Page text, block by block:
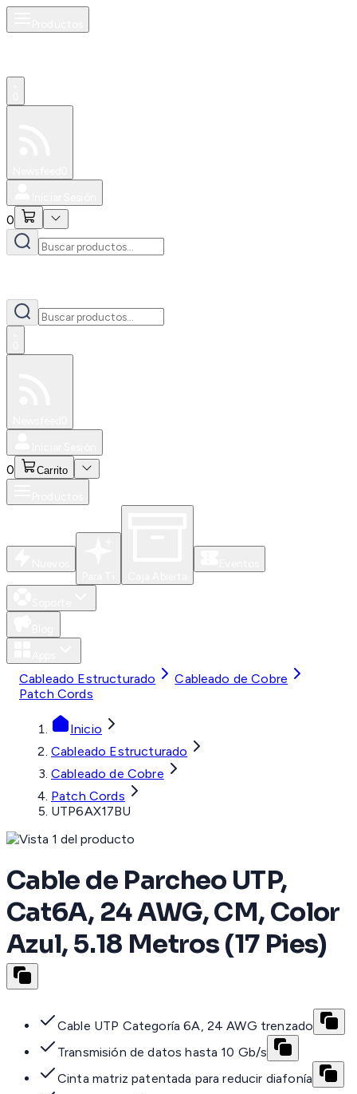
0
0 Carrito
Cableado Estructurado
Cableado de Cobre
Patch Cords
Inicio
Cableado Estructurado
Cableado de Cobre
Patch Cords
UTP6AX17BU
Cable de Parcheo UTP,
Cat6A, 24 AWG, CM, Color
Azul, 5.18 Metros (17 Pies)
Cable UTP Categoría 6A, 24 AWG trenzado
Transmisión de datos hasta 10 Gb/s
Cinta matriz patentada para reducir diafonía